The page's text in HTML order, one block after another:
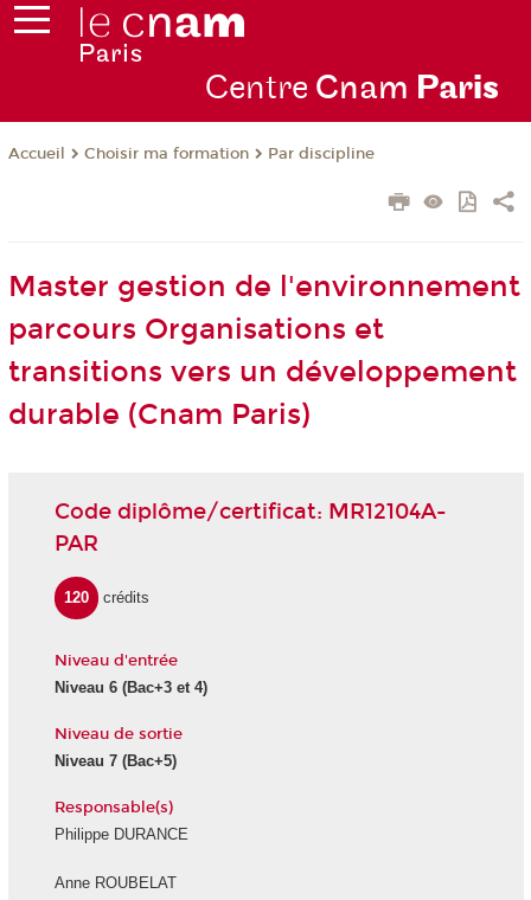
Centre Cnam Paris
Accueil Choisir ma formation Par discipline
Master gestion de l'environnement
parcours Organisations et
transitions vers un développement
durable (Cnam Paris)
Code diplôme/certificat: MR12104A-
PAR
120 crédits
Niveau d'entrée
Niveau 6(Bac+3 et 4)
Niveau de sortie
Niveau 7(Bac+5)
Responsable(s)
Philippe DURANCE
Anne ROUBELAT